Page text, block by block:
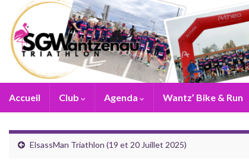
Accueil Club Agenda Wantz’ Bike & Run
ElsassMan Triathlon (19 et 20 Juillet 2025)